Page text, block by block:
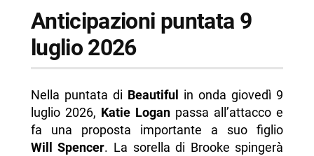
Anticipazioni puntata 9
luglio 2026
Nella puntata di Beautiful
in onda giovedì 9
luglio 2026, Katie Logan passa all’attacco e
fa una proposta importante a suo figlio
Will Spencer. La sorella di Brooke spingerà